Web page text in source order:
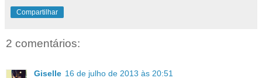
Compartilhar
2 comentários:
Giselle 16 de julho de 2013 às 20:51